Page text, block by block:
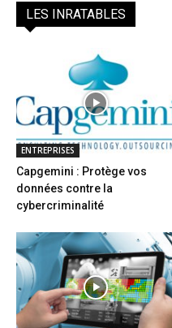
LES INRATABLES
ENTREPRISES
Capgemini : Protège vos
données contre la
cybercriminalité